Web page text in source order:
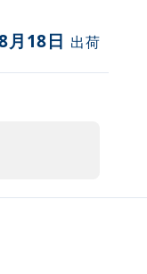
月18日 出荷